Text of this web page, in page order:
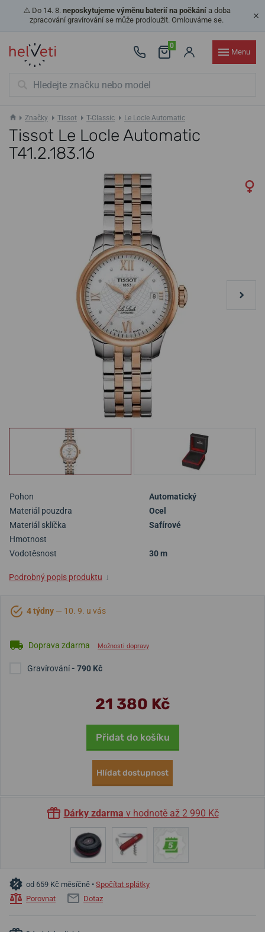
⚠️ Do 14. 8. neposkytujeme výměnu baterií na počkánía doba
zpracování gravírování se může prodloužit. Omlouváme se.
0
Menu
Značky Tissot T-Classic Le Locle Automatic
Tissot Le Locle Automatic
T41.2.183.16
Pohon
Automatický
Materiál pouzdra
Ocel
Materiál sklíčka
Safírové
Hmotnost
Vodotěsnost
30 m
Podrobný popis produktu ↓
4 týdny — 10. 9. u vás
Doprava zdarma Možnosti dopravy
Gravírování- 790 Kč
21 380 Kč
Přidat do košíku
Hlídat dostupnost
Dárky zdarma v hodnotě až 2 990 Kč
od 659 Kč měsíčně • Spočítat splátky
Porovnat
Dotaz